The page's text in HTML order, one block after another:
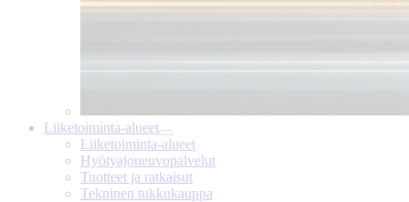
Liiketoiminta-alueet
Liiketoiminta-alueet
Hyötyajoneuvopalvelut
Tuotteet ja ratkaisut
Tekninen tukkukauppa